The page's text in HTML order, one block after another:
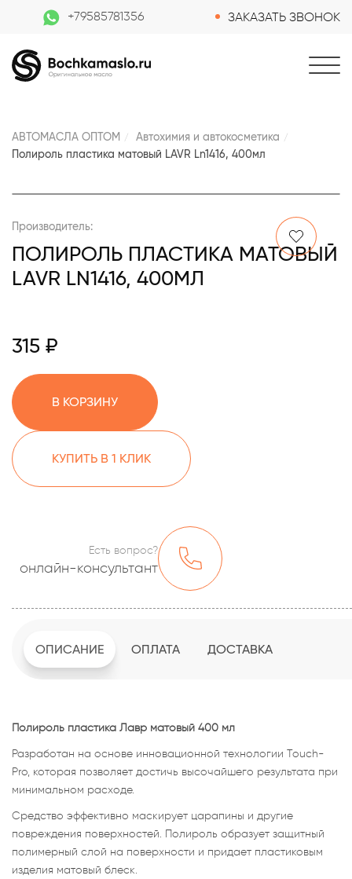
+79585781356 ЗАКАЗАТЬ ЗВОНОК
АВТОМАСЛА ОПТОМ
Автохимия и автокосметика
Полироль пластика матовый LAVR Ln1416, 400мл
Производитель:
ПОЛИРОЛЬ ПЛАСТИКА МАТОВЫЙ
LAVR LN1416, 400МЛ
315 ₽
В КОРЗИНУ
КУПИТЬ В 1 КЛИК
Есть вопрос?
онлайн-консультант
ОПИСАНИЕ ОПЛАТА ДОСТАВКА
Полироль пластика Лавр матовый 400 мл
Разработан на основе инновационной технологии Touch-
Pro, которая позволяет достичь высочайшего результата при
минимальном расходе.
Средство эффективно маскирует царапины и другие
повреждения поверхностей. Полироль образует защитный
полимерный слой на поверхности и придает пластиковым
изделия матовый блеск.